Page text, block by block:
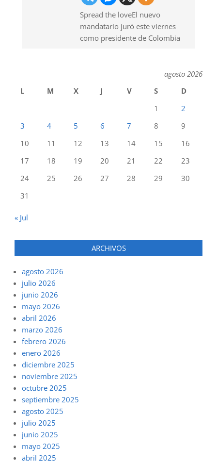
Spread the loveEl nuevo
mandatario juró este viernes
como presidente de Colombia
agosto 2026
L
M X J V S
D
1
2
3
4 5 6 7 8
9
10
11 12 13 14 15
16
17
18 19 20 21 22
23
24
25 26 27 28 29
30
31
« Jul
ARCHIVOS
agosto 2026
julio 2026
junio 2026
mayo 2026
abril 2026
marzo 2026
febrero 2026
enero 2026
diciembre 2025
noviembre 2025
octubre 2025
septiembre 2025
agosto 2025
julio 2025
junio 2025
mayo 2025
abril 2025